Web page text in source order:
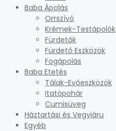
Baba Ápolás
Orrszívó
Krémek-Testápolók
Fürdetők
Fürdető Eszközök
Fogápolás
Baba Etetés
Tálak-Evőeszközök
Itatópohár
Cumisüveg
Háztartási és Vegyiáru
Egyéb